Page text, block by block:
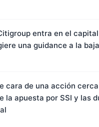
entra en el
una guidance a la baja
cara de una acción
la apuesta por SSI y las